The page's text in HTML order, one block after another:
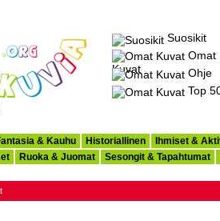
Suosikit
Omat
Kuvat
Ohje
Top
& Kauhu Historiallinen
Ihmiset &
Ruoka & Juomat Sesongit & Tapahtumat